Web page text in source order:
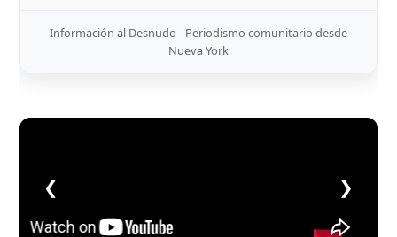
Información al Desnudo - Periodismo comunitario desde
Nueva York
❮ ❯